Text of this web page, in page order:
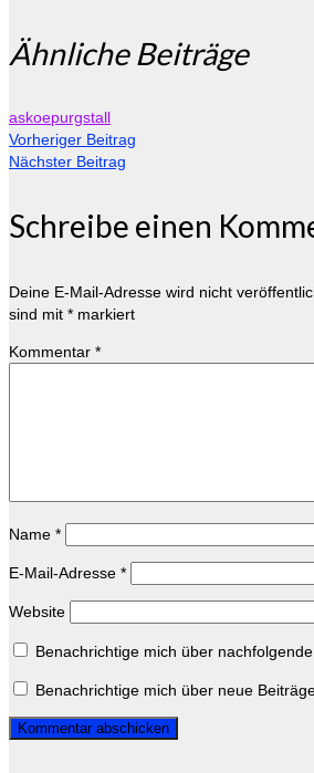
Ähnliche Beiträge
askoepurgstall
Vorheriger Beitrag
Nächster Beitrag
Schreibe einen
Deine E-Mail-Adresse wird nicht
sind mit * markiert
Kommentar *
Name *
E-Mail-Adresse *
Website
Benachrichtige mich über
Benachrichtige mich über neue